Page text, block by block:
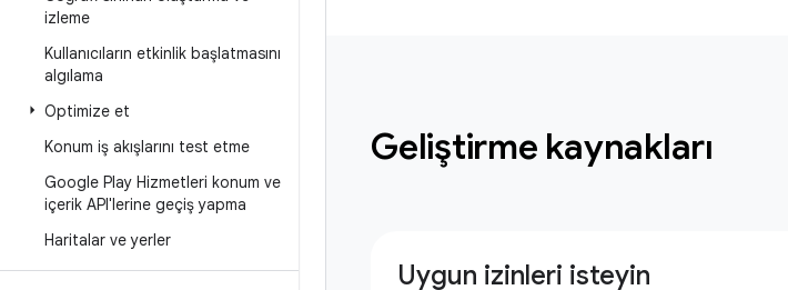
izleme
Kullanıcıların etkinlik başlatmasını
algılama
Optimize et
Konum iş akışlarını test etme
Google Play Hizmetleri konum ve
içerik API'lerine geçiş yapma
Haritalar ve yerler
Geliştirme kaynakları
Uygun izinleri isteyin